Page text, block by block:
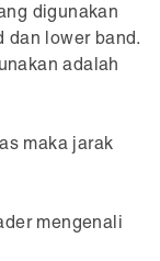
digunakan
dan lower band.
adalah
maka jarak
mengenali